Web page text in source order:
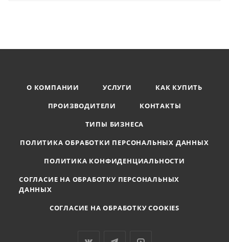
О КОМПАНИИ УСЛУГИ
КАК КУПИТЬ
ПРОИЗВОДИТЕЛИ
КОНТАКТЫ
ТИПЫ БИЗНЕСА
ПОЛИТИКА ОБРАБОТКИ ПЕРСОНАЛЬНЫХ ДАННЫХ
ПОЛИТИКА КОНФИДЕНЦИАЛЬНОСТИ
СОГЛАСИЕ НА ОБРАБОТКУ ПЕРСОНАЛЬНЫХ
ДАННЫХ
СОГЛАСИЕ НА ОБРАБОТКУ COOKIES